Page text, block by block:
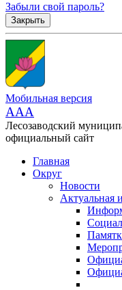
Забыли свой пароль?
Закрыть
Мобильная версия
AAA
Лесозаводский
официальный сайт
Главная
Округ
Новости
Актуальная